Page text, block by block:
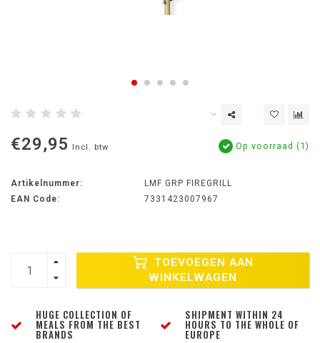
€29,95 Incl. btw Op voorraad (1)
Artikelnummer:
LMF GRP FIREGRILL
EAN Code:
7331423007967
TOEVOEGEN AAN
WINKELWAGEN
HUGE COLLECTION OF
MEALS FROM THE BEST
BRANDS
SHIPMENT WITHIN 24
HOURS TO THE WHOLE OF
EUROPE